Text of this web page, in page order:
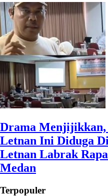
Drama Menjijikkan,
Letnan Ini Diduga
Letnan Labrak
Medan
Terpopuler